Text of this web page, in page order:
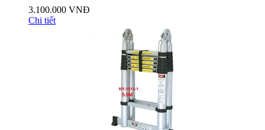
3.100.000 VNĐ
Chi tiết